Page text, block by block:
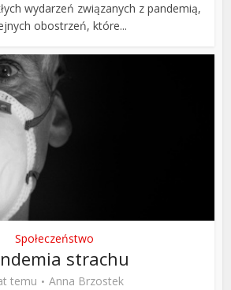
wydarzeń związanych z pandemią,
obostrzeń, które...
Społeczeństwo
strachu
temu
Anna Brzostek